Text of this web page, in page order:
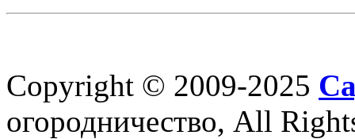
Copyright © 2009-2025
огородничество, All